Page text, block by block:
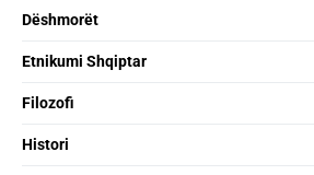
Dëshmorët
Etnikumi Shqiptar
Filozofi
Histori